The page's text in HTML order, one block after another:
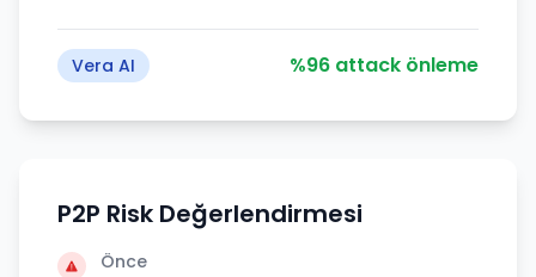
Vera AI %96 attack önleme
P2P Risk Değerlendirmesi
Önce